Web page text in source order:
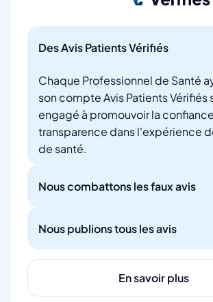
Des Avis Patients Vérifiés
Chaque Professionnel de Santé
son compte Avis Patients Vérifiés
engagé à promouvoir la
transparence dans l'expérience
de santé.
Nous combattons les faux avis
Nous publions tous les avis
En savoir plus